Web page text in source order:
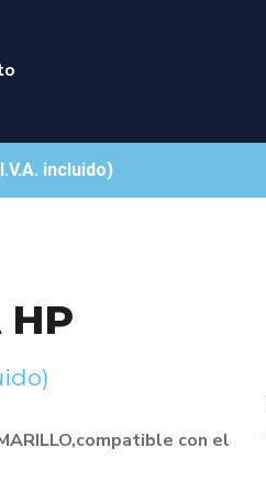
incluido)
HP
con el